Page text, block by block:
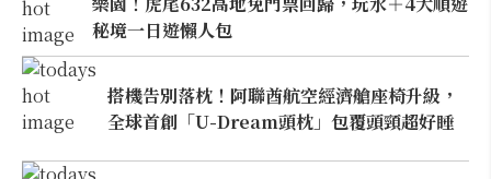
秘境一日遊懶人包
搭機告別落枕！阿聯酋航空經濟艙座椅升級，
全球首創「U-Dream頭枕」包覆頭頸超好睡